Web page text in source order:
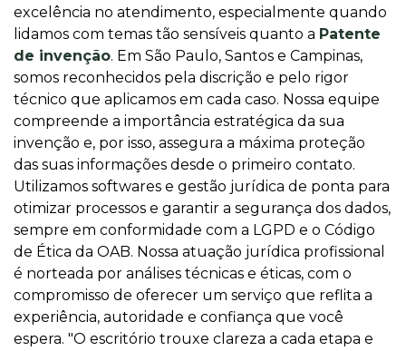
excelência no atendimento, especialmente quando
lidamos com temas tão sensíveis quanto a Patente
de invenção. Em São Paulo, Santos e Campinas,
somos reconhecidos pela discrição e pelo rigor
técnico que aplicamos em cada caso. Nossa equipe
compreende a importância estratégica da sua
invenção e, por isso, assegura a máxima proteção
das suas informações desde o primeiro contato.
Utilizamos softwares e gestão jurídica de ponta para
otimizar processos e garantir a segurança dos dados,
sempre em conformidade com a LGPD e o Código
de Ética da OAB. Nossa atuação jurídica profissional
é norteada por análises técnicas e éticas, com o
compromisso de oferecer um serviço que reflita a
experiência, autoridade e confiança que você
espera. "O escritório trouxe clareza a cada etapa e